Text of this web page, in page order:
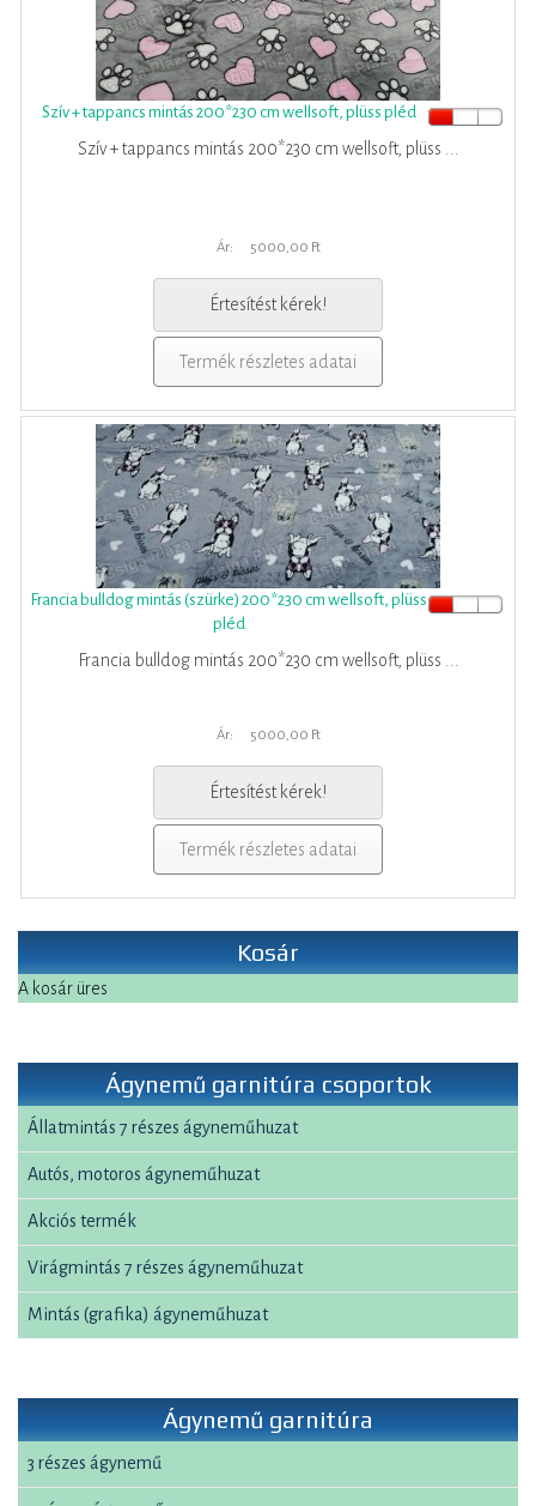
Szív + tappancs mintás 200*230 cm wellsoft, plüss pléd
Szív + tappancs mintás 200*230 cm wellsoft, plüss ...
Ár: 5000,00 Ft
Értesítést kérek!
Termék részletes adatai
Francia bulldog mintás (szürke) 200*230 cm wellsoft, plüss
pléd
Francia bulldog mintás 200*230 cm wellsoft, plüss ...
Ár: 5000,00 Ft
Értesítést kérek!
Termék részletes adatai
Kosár
A kosár üres
Ágynemű garnitúra csoportok
Állatmintás 7 részes ágyneműhuzat
Autós, motoros ágyneműhuzat
Akciós termék
Virágmintás 7 részes ágyneműhuzat
Mintás (grafika) ágyneműhuzat
Ágynemű garnitúra
3 részes ágynemű